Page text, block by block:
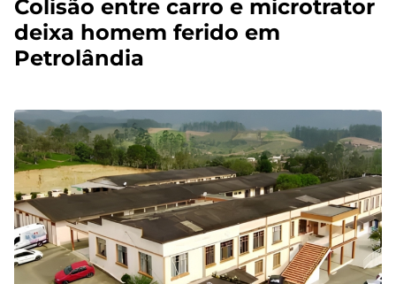
Colisão entre carro e microtrator
deixa homem ferido em
Petrolândia